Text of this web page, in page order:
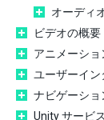
オーディ
ビデオの概要
アニメーショ
ユーザーイン
ナビゲーシ
Unity サービス